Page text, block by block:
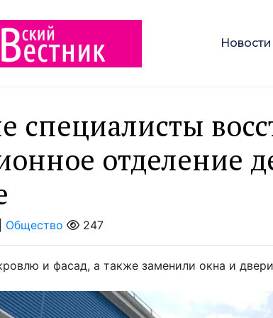
Новости
специалисты
отделение
Общество 247
и фасад, а также заменили окна и